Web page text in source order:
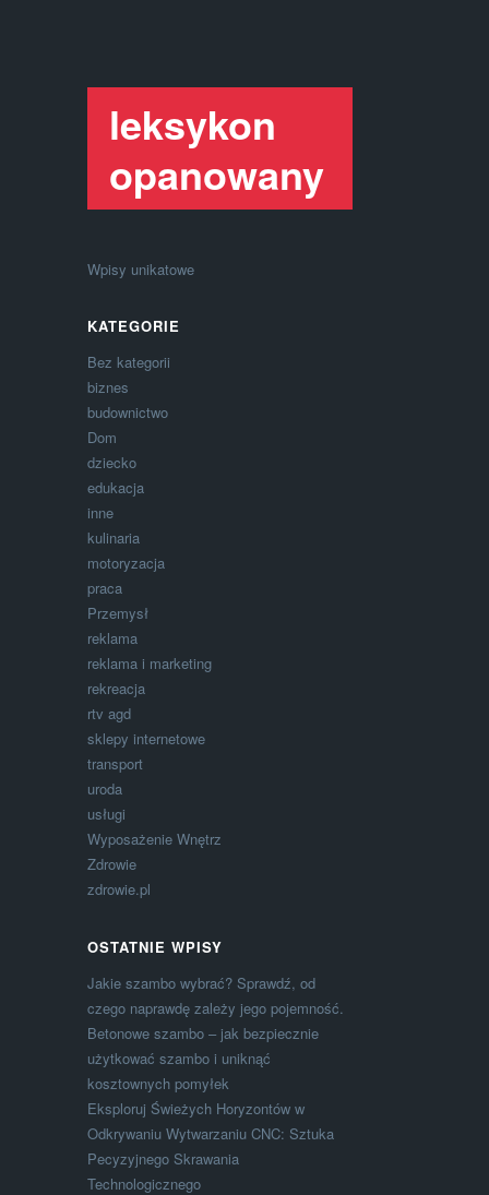
leksykon
opanowany
Wpisy unikatowe
KATEGORIE
Bez kategorii
biznes
budownictwo
Dom
dziecko
edukacja
inne
kulinaria
motoryzacja
praca
Przemysł
reklama
reklama i marketing
rekreacja
rtv agd
sklepy internetowe
transport
uroda
usługi
Wyposażenie Wnętrz
Zdrowie
zdrowie.pl
OSTATNIE WPISY
Jakie szambo wybrać? Sprawdź, od
czego naprawdę zależy jego pojemność.
Betonowe szambo – jak bezpiecznie
użytkować szambo i uniknąć
kosztownych pomyłek
Eksploruj Świeżych Horyzontów w
Odkrywaniu Wytwarzaniu CNC: Sztuka
Pecyzyjnego Skrawania
Technologicznego